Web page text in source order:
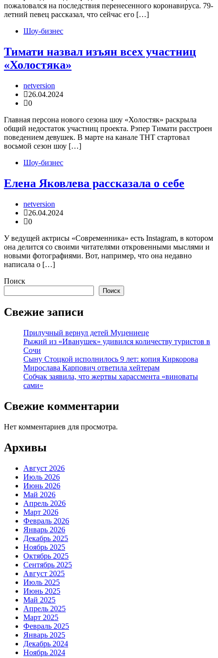
пожаловался на последствия перенесенного коронавируса. 79-
летний певец рассказал, что сейчас его […]
Шоу-бизнес
Тимати назвал изъян всех участниц
«Холостяка»
netversion
26.04.2024
0
Главная персона нового сезона шоу «Холостяк» раскрыла
общий недостаток участниц проекта. Рэпер Тимати расстроен
поведением девушек. В марте на канале ТНТ стартовал
восьмой сезон шоу […]
Шоу-бизнес
Елена Яковлева рассказала о себе
netversion
26.04.2024
0
У ведущей актрисы «Современника» есть Instagram, в котором
она делится со своими читателями откровенными мыслями и
новыми фотографиями. Вот, например, что она недавно
написала о […]
Поиск
Поиск
Свежие записи
Прилучный вернул детей Муцениеце
Рыжий из «Иванушек» удивился количеству туристов в
Сочи
Сыну Стоцкой исполнилось 9 лет: копия Киркорова
Мирослава Карпович ответила хейтерам
Собчак заявила, что жертвы харассмента «виноваты
сами»
Свежие комментарии
Нет комментариев для просмотра.
Архивы
Август 2026
Июль 2026
Июнь 2026
Май 2026
Апрель 2026
Март 2026
Февраль 2026
Январь 2026
Декабрь 2025
Ноябрь 2025
Октябрь 2025
Сентябрь 2025
Август 2025
Июль 2025
Июнь 2025
Май 2025
Апрель 2025
Март 2025
Февраль 2025
Январь 2025
Декабрь 2024
Ноябрь 2024